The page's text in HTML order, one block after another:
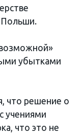
Польши.
убытками
что решение о
учениями
что это не